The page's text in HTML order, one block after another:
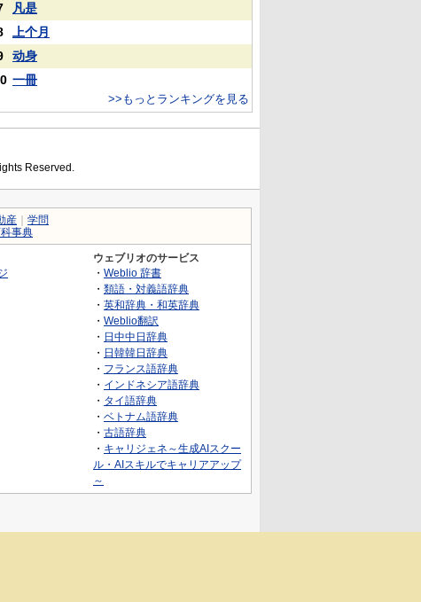
凡是
上个月
动身
一冊
>>もっとランキングを見る
Reserved.
産
学問
事典
ウェブリオのサービス
・ Weblio 辞書
・ 類語・対義語辞典
・ 英和辞典・和英辞典
・ Weblio翻訳
・ 日中中日辞典
・ 日韓韓日辞典
・ フランス語辞典
・ インドネシア語辞典
・ タイ語辞典
・ ベトナム語辞典
・ 古語辞典
・ キャリジェネ～生成AIスクー
ル・AIスキルでキャリアアップ
～